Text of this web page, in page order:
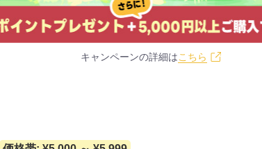
キャンペーンの詳細はこちら